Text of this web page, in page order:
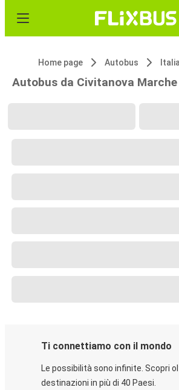
Home page Autobus Italia
Autobus da Civitanova
Ti connettiamo con il mondo
Le possibilità sono infinite. Scopri
destinazioni in più di 40 Paesi.